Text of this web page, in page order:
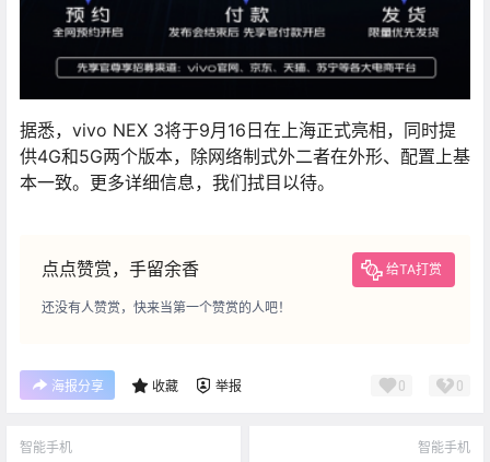
据悉，vivo NEX 3将于9月16日在上海正式亮相，同时提
供4G和5G两个版本，除网络制式外二者在外形、配置上基
本一致。更多详细信息，我们拭目以待。
点点赞赏，手留余香 给TA打赏
还没有人赞赏，快来当第一个赞赏的人吧！
海报分享 收藏 举报 0 0
智能手机 智能手机